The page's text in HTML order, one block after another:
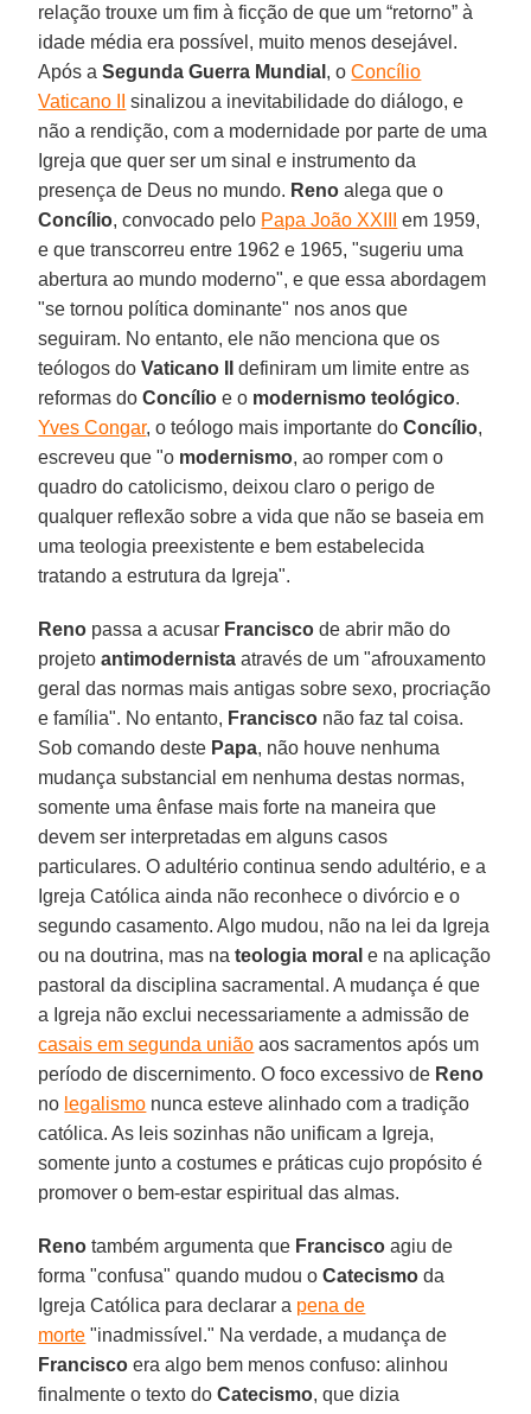
relação trouxe um fim à ficção de que um “retorno” à
idade média era possível, muito menos desejável.
Após aSegunda Guerra Mundial , oConcílio
Vaticano II
sinalizou a inevitabilidade do diálogo, e
não a rendição, com a modernidade por parte de uma
Igreja que quer ser um sinal e instrumento da
presença de Deus no mundo. Reno alega que o
Concílio, convocado pelo Papa João XXIII
em 1959,
e que transcorreu entre 1962 e 1965, "sugeriu uma
abertura ao mundo moderno", e que essa abordagem
"se tornou política dominante" nos anos que
seguiram. No entanto, ele não menciona que os
teólogos doVaticano II
definiram um limite entre as
reformas doConcílio e o modernismo teológico.
Yves Congar, o teólogo mais importante doConcílio,
escreveu que "o modernismo, ao romper com o
quadro do catolicismo, deixou claro o perigo de
qualquer reflexão sobre a vida que não se baseia em
uma teologia preexistente e bem estabelecida
tratando a estrutura da Igreja".
Reno passa a acusar Francisco de abrir mão do
projetoantimodernista através de um "afrouxamento
geral das normas mais antigas sobre sexo, procriação
e família". No entanto, Francisco não faz tal coisa.
Sob comando deste Papa, não houve nenhuma
mudança substancial em nenhuma destas normas,
somente uma ênfase mais forte na maneira que
devem ser interpretadas em alguns casos
particulares. O adultério continua sendo adultério, e a
Igreja Católica ainda não reconhece o divórcio e o
segundo casamento. Algo mudou, não na lei da Igreja
ou na doutrina, mas nateologia moral e na aplicação
pastoral da disciplina sacramental. A mudança é que
a Igreja não exclui necessariamente a admissão de
casais em segunda união aos sacramentos após um
período de discernimento. O foco excessivo de Reno
no legalismo nunca esteve alinhado com a tradição
católica. As leis sozinhas não unificam a Igreja,
somente junto a costumes e práticas cujo propósito é
promover o bem-estar espiritual das almas.
Reno também argumenta que Francisco agiu de
forma "confusa" quando mudou oCatecismo da
Igreja Católica para declarar a pena de
morte "inadmissível." Na verdade, a mudança de
Francisco era algo bem menos confuso: alinhou
finalmente o texto doCatecismo, que dizia